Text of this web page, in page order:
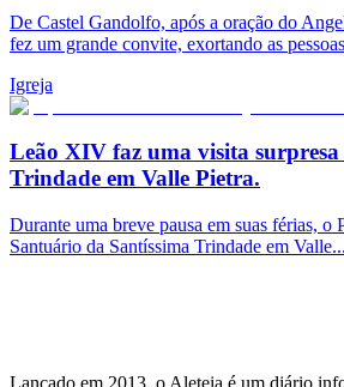
De Castel Gandolfo, após a oração do
fez um grande convite, exortando as
Igreja
Leão XIV faz uma visita
Trindade em Valle Pietra.
Durante uma breve pausa em suas férias,
Santuário da Santíssima Trindade em Valle...